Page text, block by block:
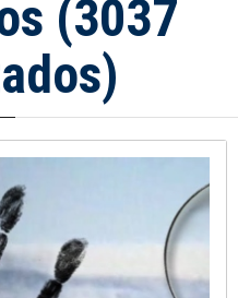
(3037